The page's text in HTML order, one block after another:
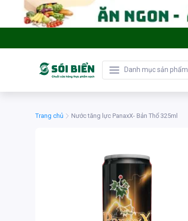
Danh mục sản phẩm
Trang chủ Nước tăng lực PanaxX- Bản Thổ 325ml